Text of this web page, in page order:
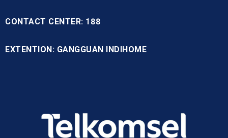
CONTACT CENTER: 188
EXTENTION: GANGGUAN INDIHOME